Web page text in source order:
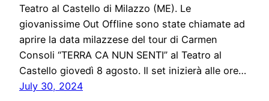
Teatro al Castello di Milazzo (ME). Le
giovanissime Out Offline sono state chiamate ad
aprire la data milazzese del tour di Carmen
Consoli “TERRA CA NUN SENTI” al Teatro al
Castello giovedì 8 agosto. Il set inizierà alle ore…
July 30, 2024